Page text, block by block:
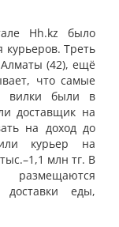
Hh.kz было
курьеров. Треть
Алматы (42), ещё
что самые
вилки были в
доставщик на
на доход до
курьер на
млн тг. В
размещаются
еды,